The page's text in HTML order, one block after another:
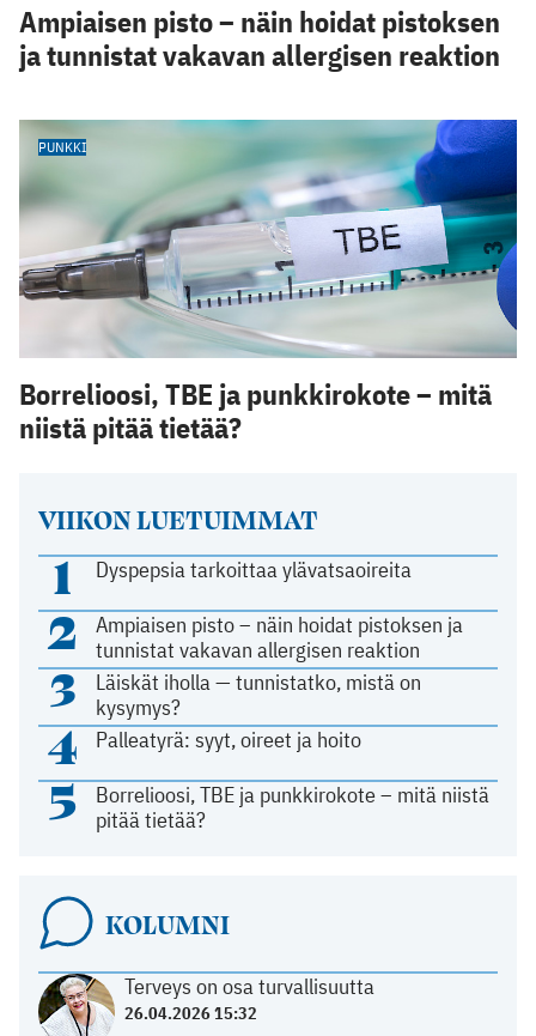
VIIKON LUETUIMMAT
1 Dyspepsia tarkoittaa ylävatsaoireita
2
Ampiaisen pisto – näin hoidat pistoksen ja
tunnistat vakavan allergisen reaktion
3
Läiskät iholla — tunnistatko, mistä on
kysymys?
4 Palleatyrä: syyt, oireet ja hoito
5
Borrelioosi, TBE ja punkkirokote – mitä niistä
pitää tietää?
KOLUMNI
Terveys on osa turvallisuutta
26.04.2026 15:32
Ampiaisen pisto – näin hoidat pistoksen
ja tunnistat vakavan allergisen reaktion
PUNKKI
Borrelioosi, TBE ja punkkirokote – mitä
niistä pitää tietää?